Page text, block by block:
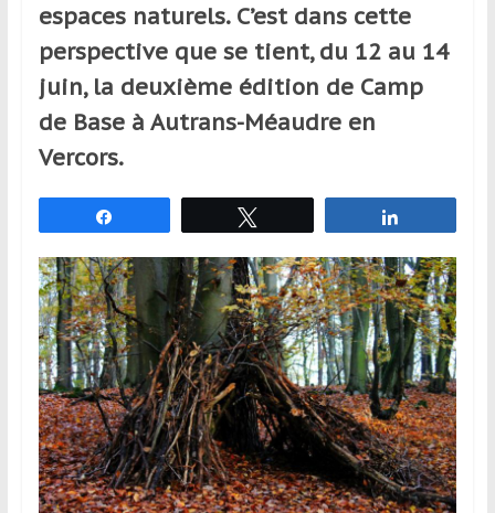
de
sport,
qui
se
déplacent
en
l’étranger
pour
assouvir
leur
passion,
tout
en
profitant
de
espaces naturels. C’est dans cette
perspective que se tient, du 12 au 14
juin, la deuxième édition de Camp
de Base à Autrans-Méaudre en
Vercors.